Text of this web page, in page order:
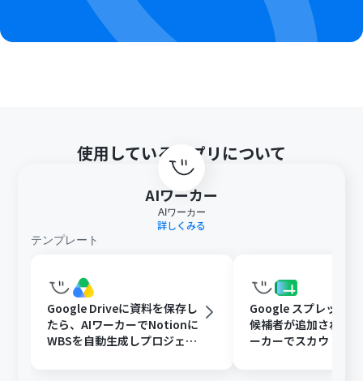
使用しているアプリについて
AIワーカー
AIワーカー
詳しくみる
テンプレート
Google Driveに資料を保存し
たら、AIワーカーでNotionに
WBSを自動生成しプロジェク
Google スプレッドシ
候補者が追加された
ーカーでスカウト文